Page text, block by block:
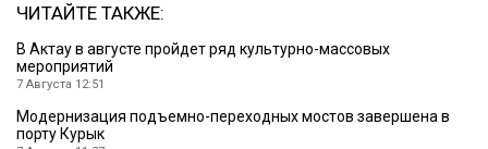
ЧИТАЙТЕ ТАКЖЕ:
В Актау в августе пройдет ряд культурно-массовых
мероприятий
7 Августа 12:51
Модернизация подъемно-переходных мостов завершена в
порту Курык